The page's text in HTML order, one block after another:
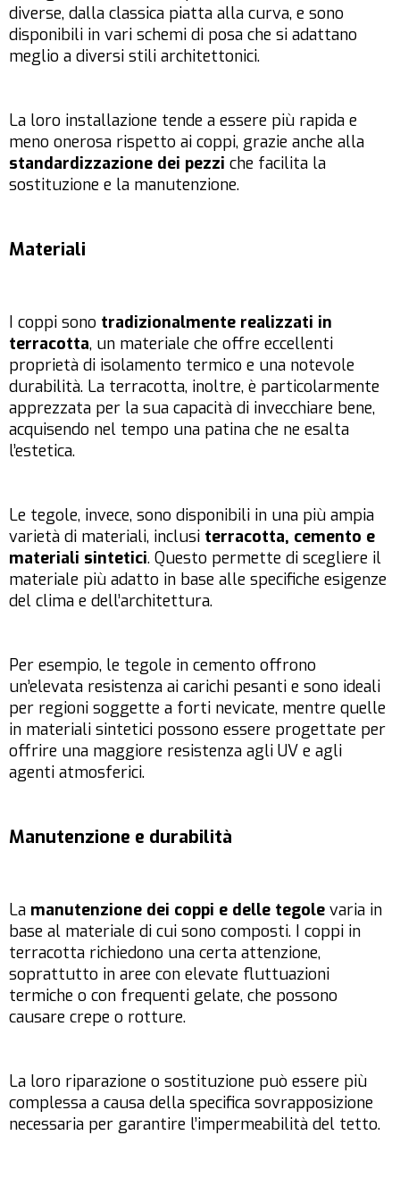
diverse, dalla classica piatta alla curva, e sono
disponibili in vari schemi di posa che si adattano
meglio a diversi stili architettonici.
La loro installazione tende a essere più rapida e
meno onerosa rispetto ai coppi, grazie anche alla
standardizzazione dei pezzi che facilita la
sostituzione e la manutenzione.
Materiali
I coppi sono tradizionalmente realizzati in
terracotta, un materiale che offre eccellenti
proprietà di isolamento termico e una notevole
durabilità. La terracotta, inoltre, è particolarmente
apprezzata per la sua capacità di invecchiare bene,
acquisendo nel tempo una patina che ne esalta
l’estetica.
Le tegole, invece, sono disponibili in una più ampia
varietà di materiali, inclusi terracotta, cemento e
materiali sintetici. Questo permette di scegliere il
materiale più adatto in base alle specifiche esigenze
del clima e dell’architettura.
Per esempio, le tegole in cemento offrono
un’elevata resistenza ai carichi pesanti e sono ideali
per regioni soggette a forti nevicate, mentre quelle
in materiali sintetici possono essere progettate per
offrire una maggiore resistenza agli UV e agli
agenti atmosferici.
Manutenzione e durabilità
La manutenzione dei coppi e delle tegole varia in
base al materiale di cui sono composti. I coppi in
terracotta richiedono una certa attenzione,
soprattutto in aree con elevate fluttuazioni
termiche o con frequenti gelate, che possono
causare crepe o rotture.
La loro riparazione o sostituzione può essere più
complessa a causa della specifica sovrapposizione
necessaria per garantire l’impermeabilità del tetto.